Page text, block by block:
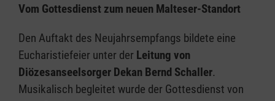
Vom Gottesdienst zum neuen Malteser-Standort
Den Auftakt des Neujahrsempfangs bildete eine
Eucharistiefeier unter der Leitung von
Diözesanseelsorger Dekan Bernd Schaller.
Musikalisch begleitet wurde der Gottesdienst von